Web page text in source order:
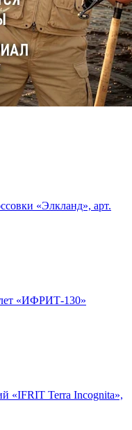
«Элкланд», арт.
«ИФРИТ-130»
«IFRIT Terra Incognita»,